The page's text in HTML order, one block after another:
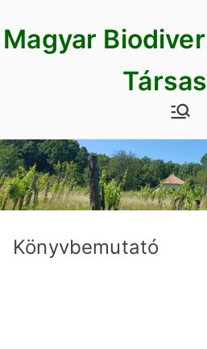
toMagyar
Könyvbemutató